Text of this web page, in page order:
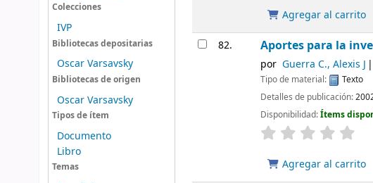
Colecciones
IVP
Bibliotecas depositarias
Oscar Varsavsky
Bibliotecas de origen
Oscar Varsavsky
Tipos de ítem
Documento
Libro
Temas
Agregar al carrito
82. Aportes para la
por Guerra C., Alexis J
Tipo de material:
Texto
Detalles de publicación:
Disponibilidad:Ítems
Agregar al carrito